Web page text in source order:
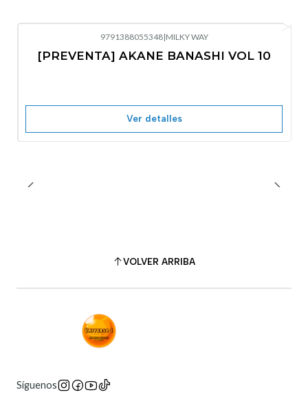
No disponible
9791388055348|MILKY WAY
[PREVENTA] AKANE BANASHI VOL 10
Ver detalles
VOLVER ARRIBA
Síguenos